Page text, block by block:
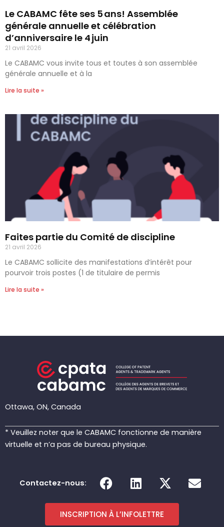
Le CABAMC fête ses 5 ans! Assemblée
générale annuelle et célébration
d’anniversaire le 4 juin
21 avril 2026
Le CABAMC vous invite tous et toutes à son assemblée
générale annuelle et à la
Lire la suite »
Faites partie du Comité de discipline
21 avril 2026
Le CABAMC sollicite des manifestations d’intérêt pour
pourvoir trois postes (1 de titulaire de permis
Lire la suite »
Ottawa, ON, Canada
* Veuillez noter que le CABAMC fonctionne de manière
virtuelle et n’a pas de bureau physique.
Contactez-nous: F
a
c
e
L
i
n
k
X
-
t
E
n
INSCRIPTION À L’INFOLETTRE